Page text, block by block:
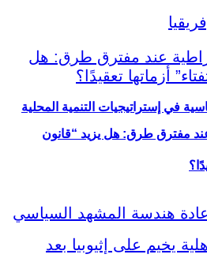
في إستراتيجيات التنمية المحلية
عند مفترق طرق: هل يزيد “قانون